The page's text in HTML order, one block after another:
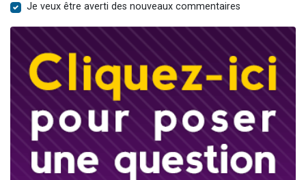
Je veux être averti des nouveaux commentaires